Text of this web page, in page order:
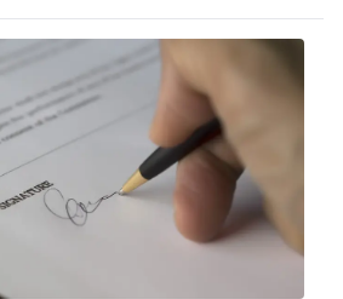
Kandidaat-kopers hebben
geen plan of budget.